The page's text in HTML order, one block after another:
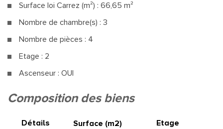
Surface loi Carrez (m²) : 66,65 m²
Nombre de chambre(s) : 3
Nombre de pièces : 4
Etage : 2
Ascenseur : OUI
la ville de marseille (13015)
+
composition des biens
Détails Surface (m2) Etage